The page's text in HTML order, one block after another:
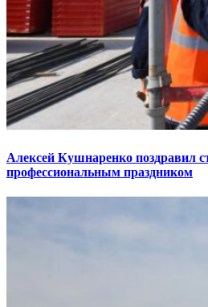
Алексей Кушнаренко поздравил
профессиональным праздником